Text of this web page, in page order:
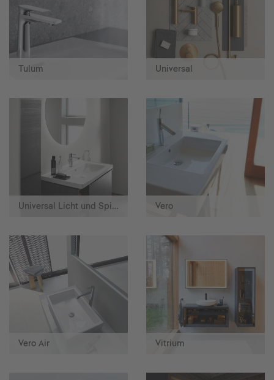
Tulum Universal
Universal Licht und Spiegel Vero
Vero Air Vitrium